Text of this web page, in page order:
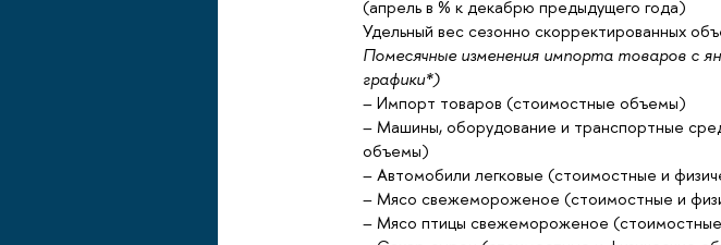
(апрель в % к декабрю предыдущего года)
Удельный вес сезонно скорректированных
Помесячные изменения импорта товаров с
графики*)
– Импорт товаров (стоимостные объемы)
– Машины, оборудование и транспортные
объемы)
– Автомобили легковые (стоимостные и
– Мясо свежемороженое (стоимостные и
– Мясо птицы свежемороженое